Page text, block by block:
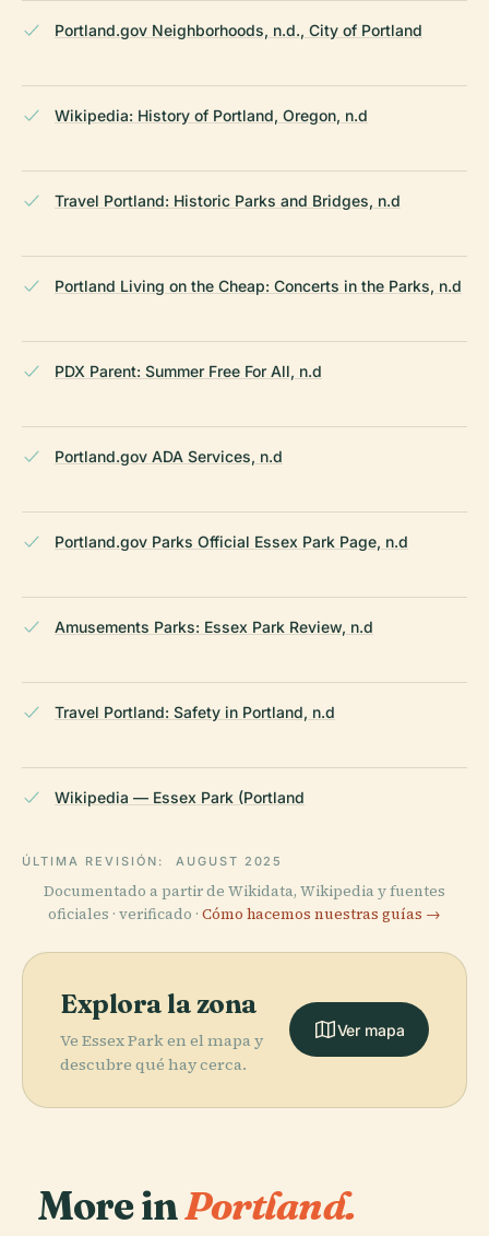
Portland.gov Neighborhoods, n.d., City of Portland
Wikipedia: History of Portland, Oregon, n.d
Travel Portland: Historic Parks and Bridges, n.d
Portland Living on the Cheap: Concerts in the Parks, n.d
PDX Parent: Summer Free For All, n.d
Portland.gov ADA Services, n.d
Portland.gov Parks Official Essex Park Page, n.d
Amusements Parks: Essex Park Review, n.d
Travel Portland: Safety in Portland, n.d
Wikipedia — Essex Park (Portland
ÚLTIMA REVISIÓN: AUGUST 2025
Documentado a partir de Wikidata, Wikipedia y fuentes
oficiales · verificado · Cómo hacemos nuestras guías →
Explora la zona
Ve Essex Park en el mapa y
descubre qué hay cerca.
Ver mapa
More inPortland.